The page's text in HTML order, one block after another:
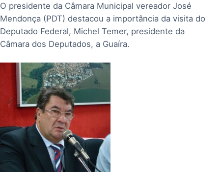
O presidente da Câmara Municipal vereador José
Mendonça (PDT) destacou a importância da visita do
Deputado Federal, Michel Temer, presidente da
Câmara dos Deputados, a Guaíra.